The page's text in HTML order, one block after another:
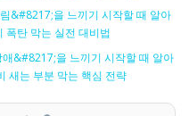
&#8217;을 느끼기 시작할 때 알아
폭탄 막는 실전 대비법
&#8217;을 느끼기 시작할 때 알아
새는 부분 막는 핵심 전략